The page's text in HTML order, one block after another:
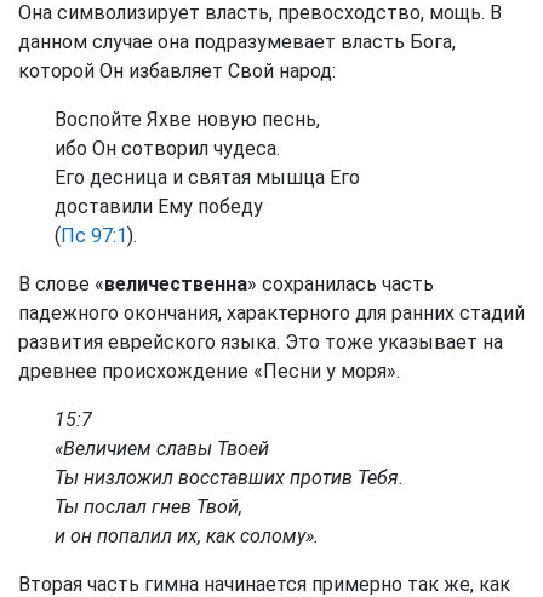
Она символизирует власть, превосходство, мощь. В
данном случае она подразумевает власть Бога,
которой Он избавляет Свой народ:
Воспойте Яхве новую песнь,
ибо Он сотворил чудеса.
Его десница и святая мышца Его
доставили Ему победу
(Пс 97:1).
В слове «величественна» сохранилась часть
падежного окончания, характерного для ранних стадий
развития еврейского языка. Это тоже указывает на
древнее происхождение «Песни у моря».
15:7
«Величием славы Твоей
Ты низложил восставших против Тебя.
Ты послал гнев Твой,
и он попалил их, как солому».
Вторая часть гимна начинается примерно так же, как